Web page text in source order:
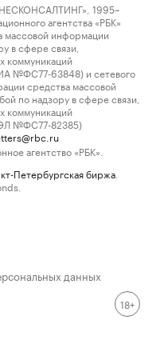
1995–
агентства «РБК»
массовой информации
в сфере связи,
коммуникаций
№ФС77-63848) и сетевого
средства массовой
по надзору в сфере связи,
коммуникаций
№ФС77-82385)
агентство «РБК».
Петербургская биржа
данных
18+